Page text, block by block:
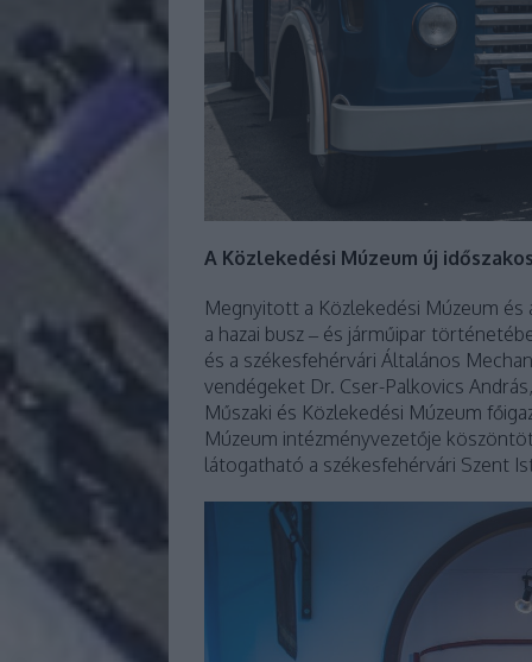
A Közlekedési Múzeum új
Megnyitott a Közlekedési Múzeum és
a hazai busz – és járműipar
és a székesfehérvári Általános
vendégeket Dr. Cser-Palkovics
Műszaki és Közlekedési Múzeum
Múzeum intézményvezetője
látogatható a székesfehérvári Szent